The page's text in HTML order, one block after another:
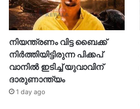
നിയന്ത്രണം വിട്ട ബൈക്ക്
നിർത്തിയിട്ടിരുന്ന പിക്കപ്
വാനിൽ ഇടിച്ച് യുവാവിന്
ദാരുണാന്ത്യം
1 day ago